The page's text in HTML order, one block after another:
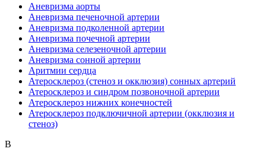
Аневризма аорты
Аневризма печеночной артерии
Аневризма подколенной артерии
Аневризма почечной артерии
Аневризма селезеночной артерии
Аневризма сонной артерии
Аритмии сердца
Атеросклероз (стеноз и окклюзия) сонных артерий
Атеросклероз и синдром позвоночной артерии
Атеросклероз нижних конечностей
Атеросклероз подключичной артерии (окклюзия и
стеноз)
В